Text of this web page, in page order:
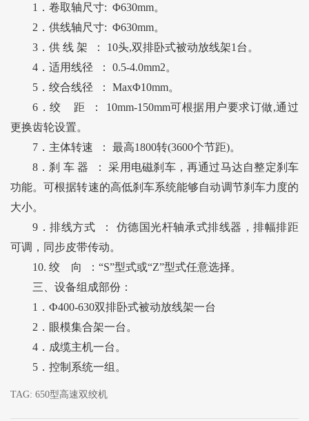
1． 卷取轴尺寸: Φ630mm。
2． 供线轴尺寸: Φ630mm。
3． 供 线 架 ： 10头,双排卧式被动放线架1台 。
4． 适用线径 ： 0.5-4.0mm2。
5． 绞合线径 ： MaxΦ10mm。
6．绞 距 ： 10mm-150mm可根据用户要求订做,通过
更换齿轮设置。
7． 主体转速 ： 最高1800转(3600个节距)。
8．刹 车 器 ：
采用电磁刹车，再通过马达自整定刹车
功能。可根据转速的高低刹车系统能够自动调节刹车力度的
大小。
9．排线方式 ：
仿德国光杆轴承式排线器，排幅排距
可调，同步皮带传动。
10. 绞 向 ： “S”型式或“Z”型式任意选择。
三、设备组成部份：
1．Ф400-630双排卧式被动放线架一台
2 ．眼模集合架一台。
4．成缆主机一台。
5．控制系统一组。
TAG: 650型高速双绞机